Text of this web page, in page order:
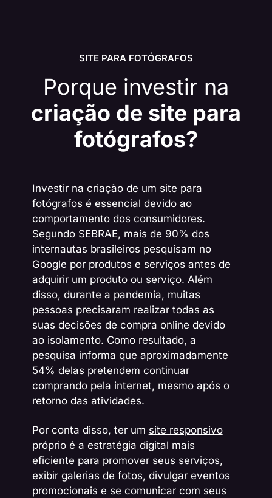
SITE PARA FOTÓGRAFOS
Porque investir na
criação de site para
fotógrafos?
Investir na criação de um site para
fotógrafos é essencial devido ao
comportamento dos consumidores.
Segundo SEBRAE, mais de 90% dos
internautas brasileiros pesquisam no
Google por produtos e serviços antes de
adquirir um produto ou serviço. Além
disso, durante a pandemia, muitas
pessoas precisaram realizar todas as
suas decisões de compra online devido
ao isolamento. Como resultado, a
pesquisa informa que aproximadamente
54% delas pretendem continuar
comprando pela internet, mesmo após o
retorno das atividades.
Por conta disso, ter um site responsivo
próprio é a estratégia digital mais
eficiente para promover seus serviços,
exibir galerias de fotos, divulgar eventos
promocionais e se comunicar com seus